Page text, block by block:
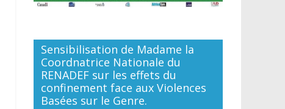
Sensibilisation de Madame la
Coordnatrice Nationale du
RENADEF sur les effets du
confinement face aux Violences
Basées sur le Genre.